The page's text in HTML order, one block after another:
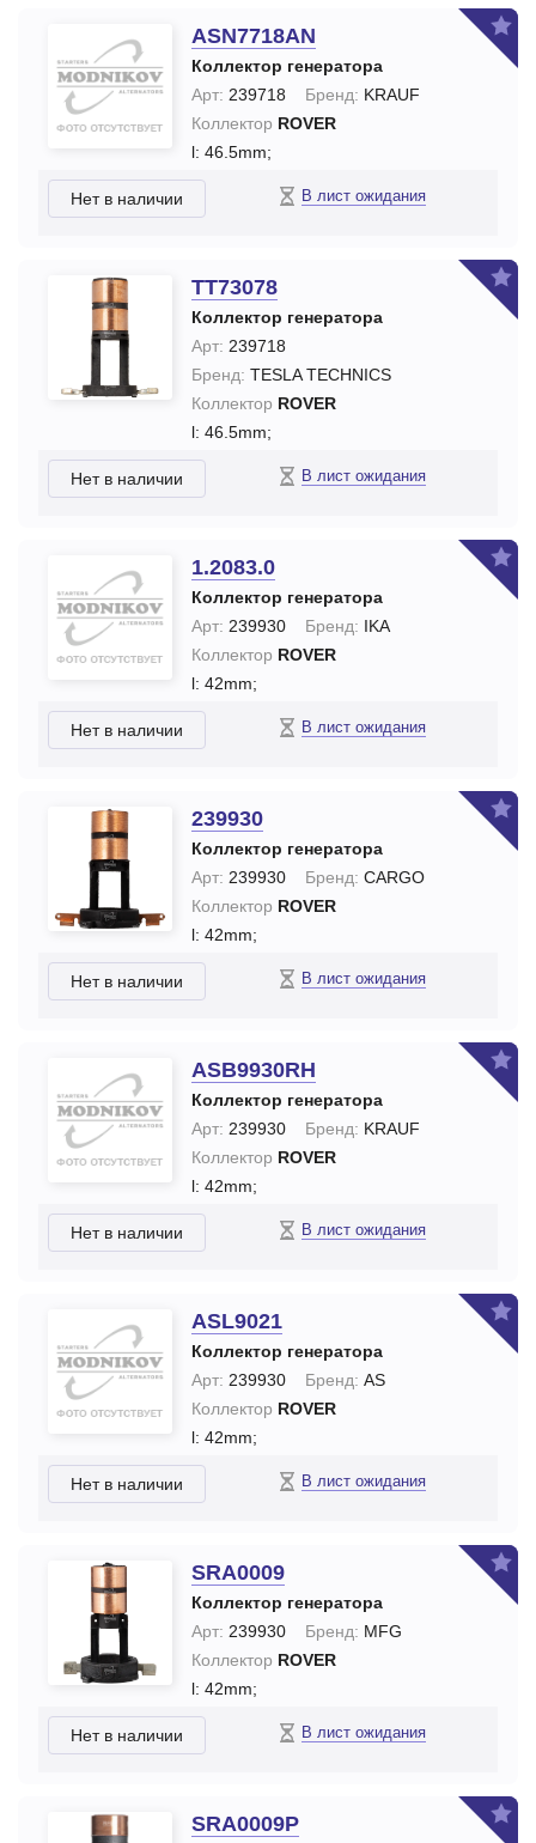
ASN7718AN
Коллектор генератора
Арт: 239718 Бренд: KRAUF
Коллектор ROVER
l: 46.5mm;
Нет в наличии В лист ожидания
TT73078
Коллектор генератора
Арт: 239718
Бренд: TESLA TECHNICS
Коллектор ROVER
l: 46.5mm;
Нет в наличии В лист ожидания
1.2083.0
Коллектор генератора
Арт: 239930 Бренд: IKA
Коллектор ROVER
l: 42mm;
Нет в наличии В лист ожидания
239930
Коллектор генератора
Арт: 239930 Бренд: CARGO
Коллектор ROVER
l: 42mm;
Нет в наличии В лист ожидания
ASB9930RH
Коллектор генератора
Арт: 239930 Бренд: KRAUF
Коллектор ROVER
l: 42mm;
Нет в наличии В лист ожидания
ASL9021
Коллектор генератора
Арт: 239930 Бренд: AS
Коллектор ROVER
l: 42mm;
Нет в наличии В лист ожидания
SRA0009
Коллектор генератора
Арт: 239930 Бренд: MFG
Коллектор ROVER
l: 42mm;
Нет в наличии В лист ожидания
SRA0009P